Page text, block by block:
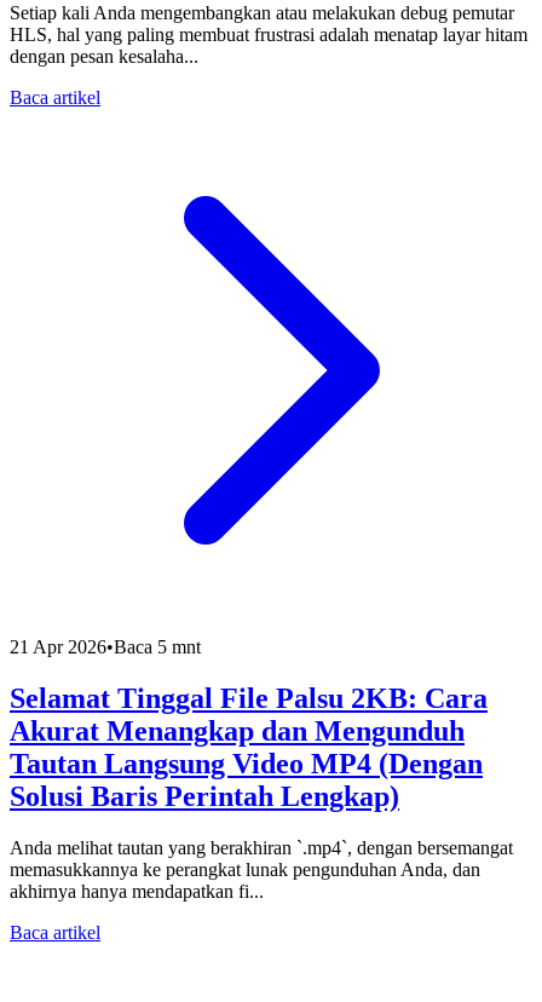
Setiap kali Anda mengembangkan atau melakukan debug pemutar
HLS, hal yang paling membuat frustrasi adalah menatap layar hitam
dengan pesan kesalaha...
Baca artikel
21 Apr 2026•Baca 5 mnt
Selamat Tinggal File Palsu 2KB: Cara
Akurat Menangkap dan Mengunduh
Tautan Langsung Video MP4 (Dengan
Solusi Baris Perintah Lengkap)
Anda melihat tautan yang berakhiran `.mp4`, dengan bersemangat
memasukkannya ke perangkat lunak pengunduhan Anda, dan
akhirnya hanya mendapatkan fi...
Baca artikel